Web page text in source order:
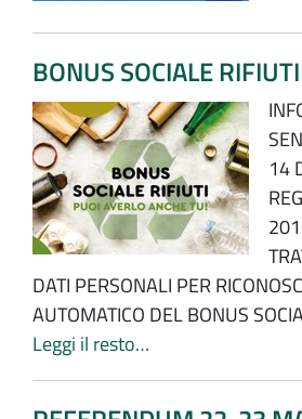
BONUS SOCIALE RIFIUTI
14
DATI PERSONALI PER
AUTOMATICO DEL BONUS
Leggi il resto…